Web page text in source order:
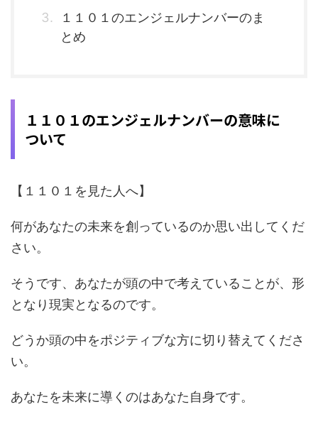
１１０１のエンジェルナンバーのま
とめ
１１０１のエンジェルナンバーの意味に
ついて
【１１０１を見た人へ】
何があなたの未来を創っているのか思い出してくだ
さい。
そうです、あなたが頭の中で考えていることが、形
となり現実となるのです。
どうか頭の中をポジティブな方に切り替えてくださ
い。
あなたを未来に導くのはあなた自身です。